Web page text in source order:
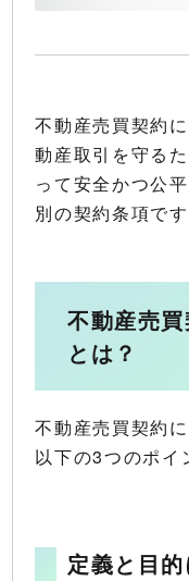
不動産売買契約
動産取引を守る
って安全かつ公
別の契約条項です
不動産売
とは？
不動産売買契約
以下の3つのポイ
定義と目